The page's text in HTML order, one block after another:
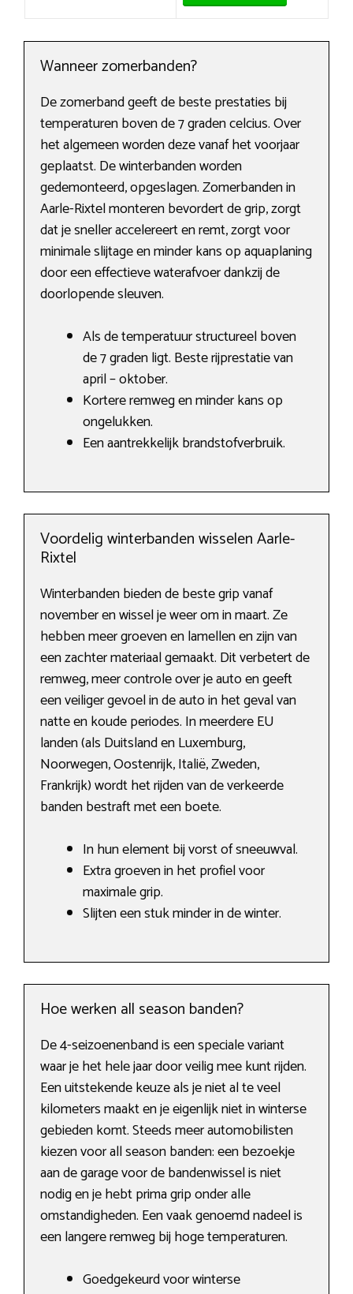
Wanneer zomerbanden?
De zomerband geeft de beste prestaties bij
temperaturen boven de 7 graden celcius. Over
het algemeen worden deze vanaf het voorjaar
geplaatst. De winterbanden worden
gedemonteerd, opgeslagen. Zomerbanden in
Aarle-Rixtel monteren bevordert de grip, zorgt
dat je sneller accelereert en remt, zorgt voor
minimale slijtage en minder kans op aquaplaning
door een effectieve waterafvoer dankzij de
doorlopende sleuven.
Als de temperatuur structureel boven
de 7 graden ligt. Beste rijprestatie van
april – oktober.
Kortere remweg en minder kans op
ongelukken.
Een aantrekkelijk brandstofverbruik.
Voordelig winterbanden wisselen Aarle-
Rixtel
Winterbanden bieden de beste grip vanaf
november en wissel je weer om in maart. Ze
hebben meer groeven en lamellen en zijn van
een zachter materiaal gemaakt. Dit verbetert de
remweg, meer controle over je auto en geeft
een veiliger gevoel in de auto in het geval van
natte en koude periodes. In meerdere EU
landen (als Duitsland en Luxemburg,
Noorwegen, Oostenrijk, Italië, Zweden,
Frankrijk) wordt het rijden van de verkeerde
banden bestraft met een boete.
In hun element bij vorst of sneeuwval.
Extra groeven in het profiel voor
maximale grip.
Slijten een stuk minder in de winter.
Hoe werken all season banden?
De 4-seizoenenband is een speciale variant
waar je het hele jaar door veilig mee kunt rijden.
Een uitstekende keuze als je niet al te veel
kilometers maakt en je eigenlijk niet in winterse
gebieden komt. Steeds meer automobilisten
kiezen voor all season banden: een bezoekje
aan de garage voor de bandenwissel is niet
nodig en je hebt prima grip onder alle
omstandigheden. Een vaak genoemd nadeel is
een langere remweg bij hoge temperaturen.
Goedgekeurd voor winterse